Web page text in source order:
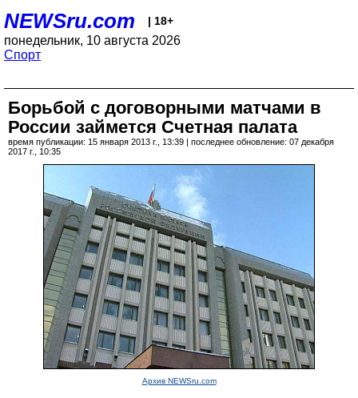
NEWSru.com | 18+
понедельник, 10 августа 2026
Спорт
Борьбой с договорными матчами в
России займется Счетная палата
время публикации: 15 января 2013 г., 13:39 | последнее обновление: 07 декабря
2017 г., 10:35
Архив NEWSru.com